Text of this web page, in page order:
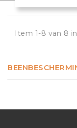
Item 1-8 van 8